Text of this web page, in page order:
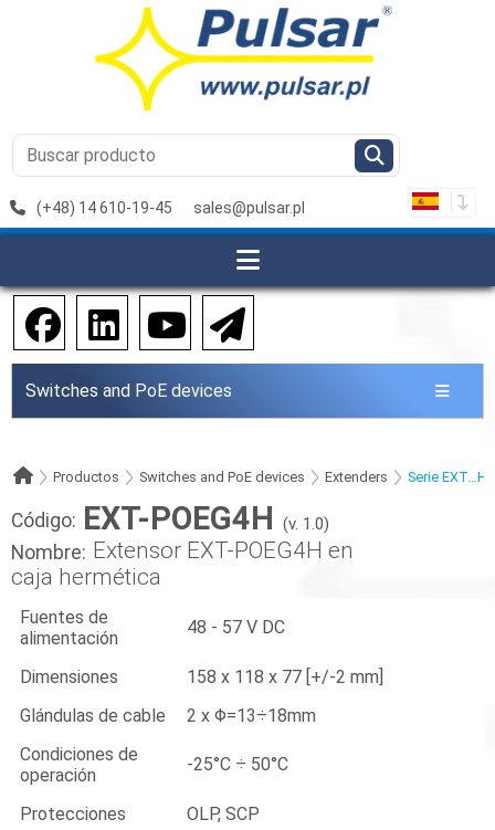
(+48) 14 610-19-45 sales@pulsar.pl
Switches and PoE devices
Productos Switches and PoE devices Extenders Serie
Código: EXT-POEG4H (v. 1.0)
Nombre: Extensor EXT-POEG4H en
caja hermética
Fuentes de
alimentación
48 - 57 V DC
Dimensiones
158 x 118 x 77 [+/-2 mm]
Glándulas de cable
2 x Φ=13÷18mm
Condiciones de
operación
-25°C ÷ 50°C
Protecciones
OLP, SCP